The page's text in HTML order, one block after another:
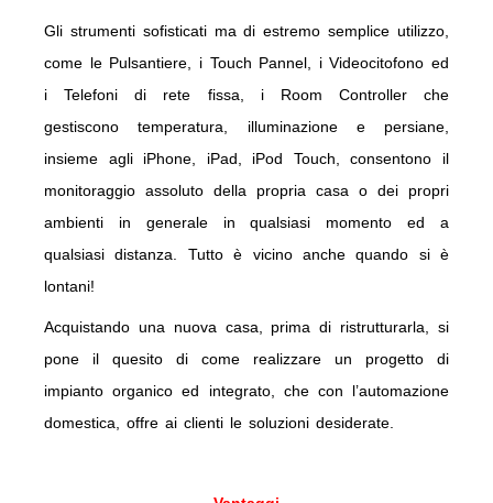
Gli strumenti sofisticati ma di estremo semplice utilizzo,
come le Pulsantiere, i Touch Pannel, i Videocitofono ed
i Telefoni di rete fissa, i Room Controller che
gestiscono temperatura, illuminazione e persiane,
insieme agli iPhone, iPad, iPod Touch, consentono il
monitoraggio assoluto della propria casa o dei propri
ambienti in generale in qualsiasi momento ed a
qualsiasi distanza. Tutto è vicino anche quando si è
lontani!
Acquistando una nuova casa, prima di ristrutturarla, si
pone il quesito di come realizzare un progetto di
impianto organico ed integrato, che con l’automazione
domestica, offre ai clienti le soluzioni desiderate.